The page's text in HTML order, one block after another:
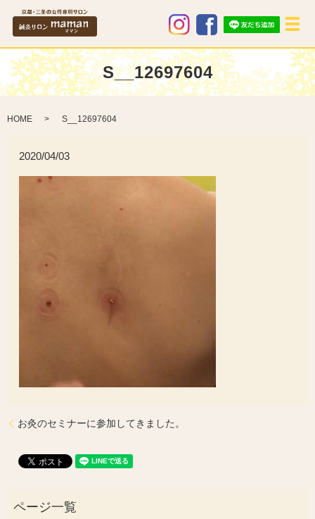
メ
S__12697604
HOME S__12697604
2020/04/03
お灸のセミナーに参加してきました。